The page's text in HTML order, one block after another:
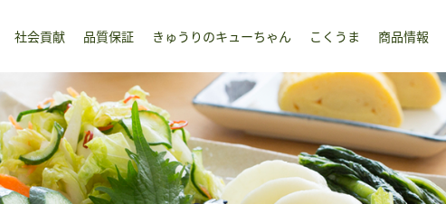
社会貢献 品質保証 きゅうりのキューちゃん こくうま 商品情報